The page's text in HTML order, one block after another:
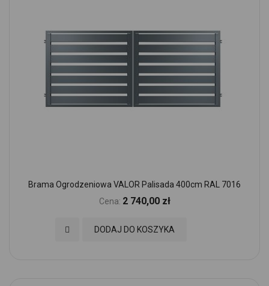
Brama Ogrodzeniowa VALOR Palisada 400cm RAL 7016
Cena: 2 740,00 zł
DODAJ DO KOSZYKA
Dodaj do Ulubionych